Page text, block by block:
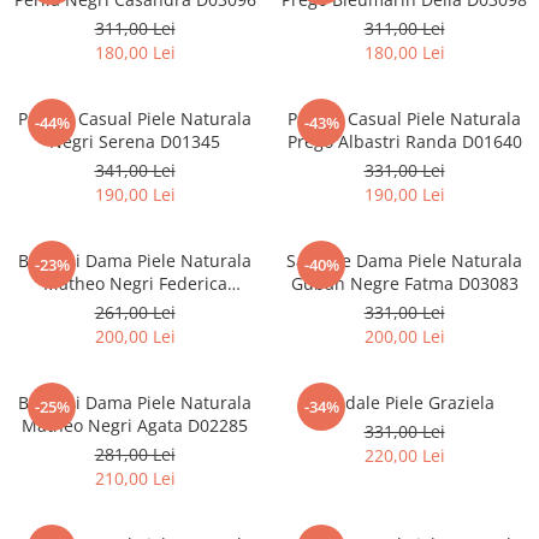
311,00 Lei
180,00 Lei
311,00 Lei
180,00 Lei
-44%
Pantofi Casual Piele Naturala
Negri Serena D01345
341,00 Lei
190,00 Lei
-43%
Pantofi Casual Piele Naturala
Prego Albastri Randa D01640
331,00 Lei
190,00 Lei
-23%
Balerini Dama Piele Naturala
Matheo Negri Federica
D02284
261,00 Lei
200,00 Lei
-40%
Sandale Dama Piele Naturala
Guban Negre Fatma D03083
331,00 Lei
200,00 Lei
-25%
Balerini Dama Piele Naturala
Matheo Negri Agata D02285
281,00 Lei
210,00 Lei
-34%
Sandale Piele Graziela
331,00 Lei
220,00 Lei